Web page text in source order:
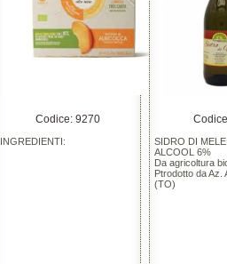
Codice: 9270
INGREDIENTI:
SIDRO DI
ALCOOL 6%
Da agricoltura
Ptrodotto da Az.
(TO)